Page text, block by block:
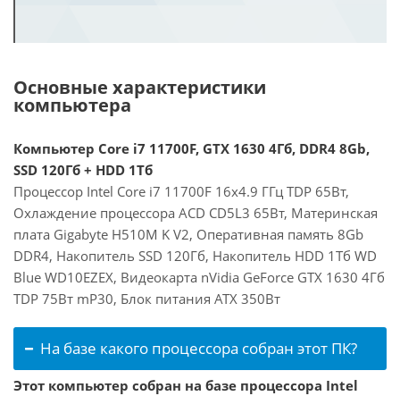
Основные характеристики
компьютера
Компьютер Core i7 11700F, GTX 1630 4Гб, DDR4 8Gb,
SSD 120Гб + HDD 1Тб
Процессор Intel Core i7 11700F 16x4.9 ГГц TDP 65Вт,
Охлаждение процессора ACD CD5L3 65Вт, Материнская
плата Gigabyte H510M K V2, Оперативная память 8Gb
DDR4, Накопитель SSD 120Гб, Накопитель HDD 1Тб WD
Blue WD10EZEX, Видеокарта nVidia GeForce GTX 1630 4Гб
TDP 75Вт mP30, Блок питания ATX 350Вт
На базе какого процессора собран этот ПК?
Этот компьютер собран на базе процессора Intel